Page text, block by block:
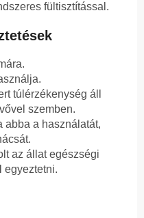
fültisztítással.
túlérzékenység áll
szemben.
abba a használatát,
az állat egészségi
egyeztetni.